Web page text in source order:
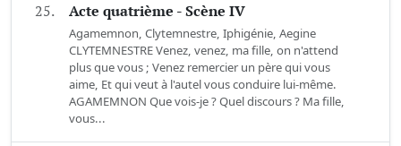
25. Acte quatrième - Scène IV
Agamemnon, Clytemnestre, Iphigénie, Aegine
CLYTEMNESTRE Venez, venez, ma fille, on n'attend
plus que vous ; Venez remercier un père qui vous
aime, Et qui veut à l'autel vous conduire lui-même.
AGAMEMNON Que vois-je ? Quel discours ? Ma fille,
vous...